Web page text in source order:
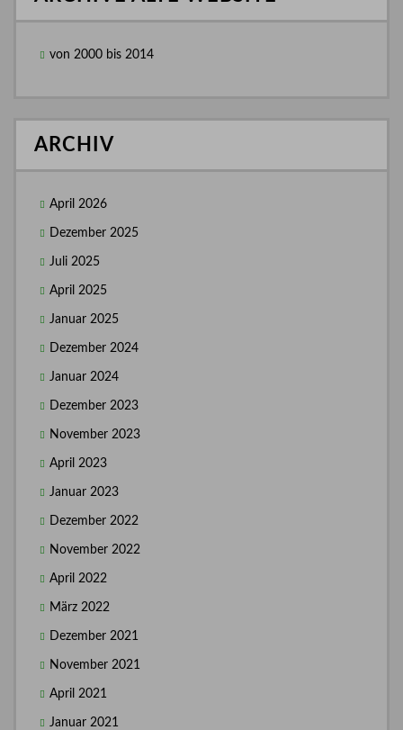
von 2000 bis 2014
ARCHIV
April 2026
Dezember 2025
Juli 2025
April 2025
Januar 2025
Dezember 2024
Januar 2024
Dezember 2023
November 2023
April 2023
Januar 2023
Dezember 2022
November 2022
April 2022
März 2022
Dezember 2021
November 2021
April 2021
Januar 2021